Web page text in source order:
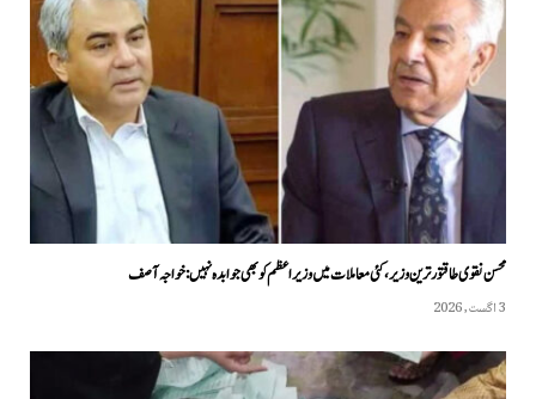
محسن نقوی طاقتور ترین وزیر، کئی معاملات میں وزیراعظم کو بھی جوابدہ نہیں: خواجہ آصف
3 اگست, 2026